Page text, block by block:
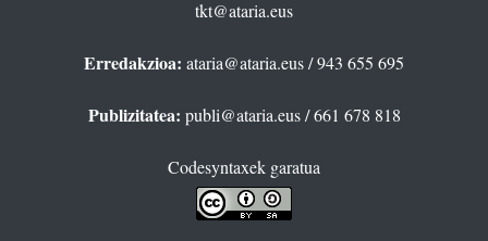
tkt@ataria.eus
Erredakzioa: ataria@ataria.eus/ 943 655 695
Publizitatea: publi@ataria.eus/ 661 678 818
Codesyntaxek garatua